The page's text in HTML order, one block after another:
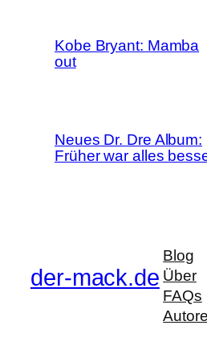
Kobe Bryant: Mamba
out
Neues Dr. Dre Album:
Früher war alles
der-mack.de
Blog
Über
FAQs